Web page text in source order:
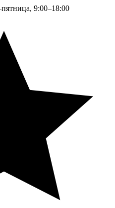
9:00–18:00